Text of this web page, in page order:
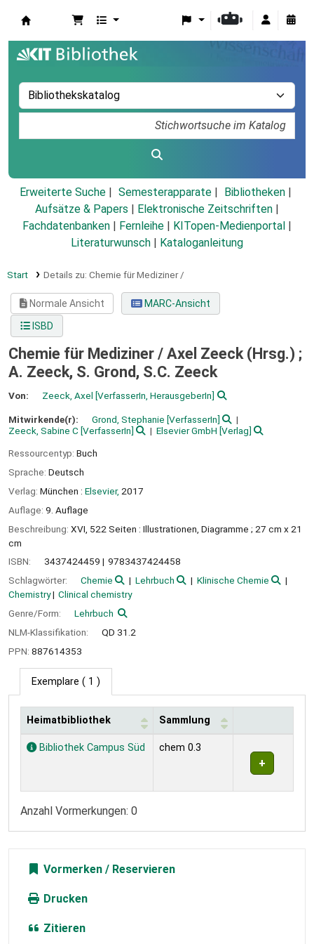
Erweiterte Suche Semesterapparate
Bibliotheken
Aufsätze & Papers
Elektronische Zeitschriften
Fachdatenbanken
Fernleihe KITopen-Medienportal
Literaturwunsch
Kataloganleitung
Start Details zu: Chemie für Mediziner /
Normale Ansicht
MARC-Ansicht
ISBD
Chemie für Mediziner / Axel Zeeck (Hrsg.) ;
A. Zeeck, S. Grond, S.C. Zeeck
Von: Zeeck, Axel [VerfasserIn, HerausgeberIn]
Mitwirkende(r): Grond, Stephanie [VerfasserIn]
Zeeck, Sabine C [VerfasserIn] Elsevier GmbH [Verlag]
Ressourcentyp: Buch
Sprache: Deutsch
Verlag: München : Elsevier, 2017
Auflage: 9. Auflage
Beschreibung: XVI, 522 Seiten : Illustrationen, Diagramme ; 27 cm x 21
cm
ISBN:
3437424459
9783437424458
Schlagwörter:
Chemie Lehrbuch
Klinische Chemie
Chemistry
Clinical chemistry
Genre/Form:
Lehrbuch
NLM-Klassifikation:
QD 31.2
PPN: 887614353
Exemplare ( 1 )
Exemplare
Heimatbibliothek Sammlung
Bibliothek Campus Süd chem 0.3
Anzahl Vormerkungen: 0
Vormerken
Drucken
Zitieren